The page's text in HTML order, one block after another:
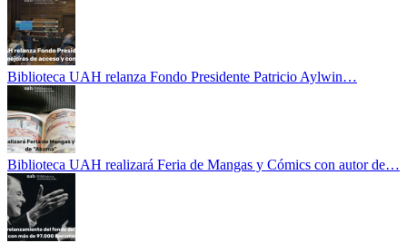
Biblioteca UAH relanza Fondo Presidente Patricio Aylwin…
Biblioteca UAH realizará Feria de Mangas y Cómics con autor de…